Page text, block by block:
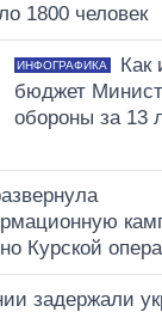
1800 человек
ИНФОГРАФИКА
Как
бюджет
обороны за 13
Курской
задержали